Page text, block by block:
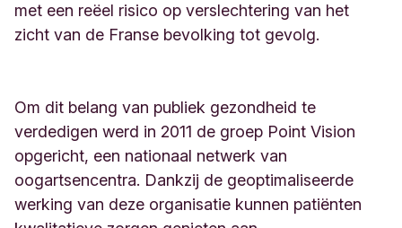
met een reëel risico op verslechtering van het
zicht van de Franse bevolking tot gevolg.
Om dit belang van publiek gezondheid te
verdedigen werd in 2011 de groep Point Vision
opgericht, een nationaal netwerk van
oogartsencentra. Dankzij de geoptimaliseerde
werking van deze organisatie kunnen patiënten